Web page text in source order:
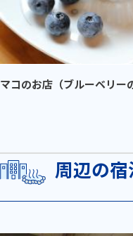
マコのお店（ブルーベリー
周辺の